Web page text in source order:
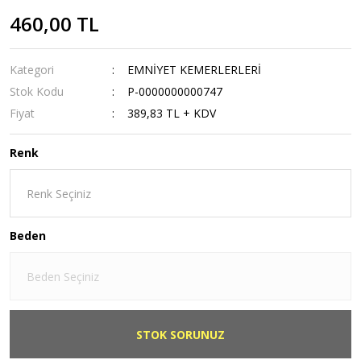
460,00 TL
Kategori
EMNİYET KEMERLERLERİ
Stok Kodu
P-0000000000747
Fiyat
389,83 TL + KDV
Renk
Beden
STOK SORUNUZ